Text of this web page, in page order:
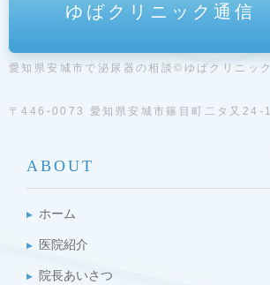
ゆばクリニック通信
愛知県安城市で泌尿器の相談©ゆばクリニック
〒446-0073 愛知県安城市篠目町二タ又24-1
ABOUT
ホーム
医院紹介
院長あいさつ